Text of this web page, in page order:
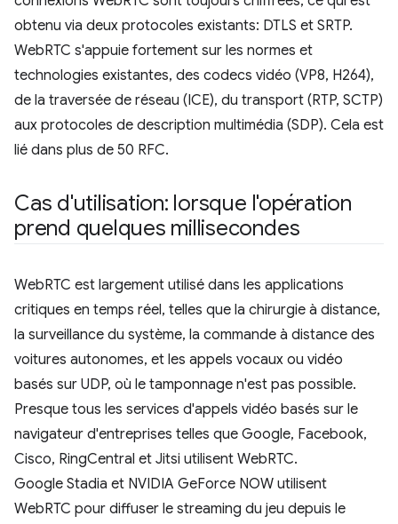
obtenu via deux protocoles existants: DTLS et SRTP.
WebRTC s'appuie fortement sur les normes et
technologies existantes, des codecs vidéo (VP8, H264),
de la traversée de réseau (ICE), du transport (RTP, SCTP)
aux protocoles de description multimédia (SDP). Cela est
lié dans plus de 50 RFC.
Cas d'utilisation: lorsque l'opération
prend quelques millisecondes
WebRTC est largement utilisé dans les applications
critiques en temps réel, telles que la chirurgie à distance,
la surveillance du système, la commande à distance des
voitures autonomes, et les appels vocaux ou vidéo
basés sur UDP, où le tamponnage n'est pas possible.
Presque tous les services d'appels vidéo basés sur le
navigateur d'entreprises telles que Google, Facebook,
Cisco, RingCentral et Jitsi utilisent WebRTC.
Google Stadia et NVIDIA GeForce NOW utilisent
WebRTC pour diffuser le streaming du jeu depuis le